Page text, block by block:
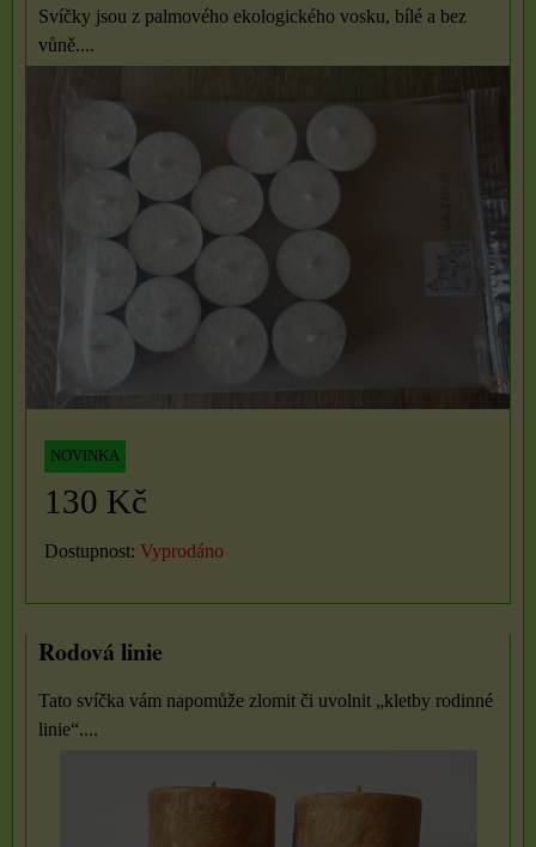
Svíčky jsou z palmového ekologického vosku, bílé a bez
vůně....
NOVINKA
130 Kč
Dostupnost: Vyprodáno
Rodová linie
Tato svíčka vám napomůže zlomit či uvolnit „kletby rodinné
linie“....